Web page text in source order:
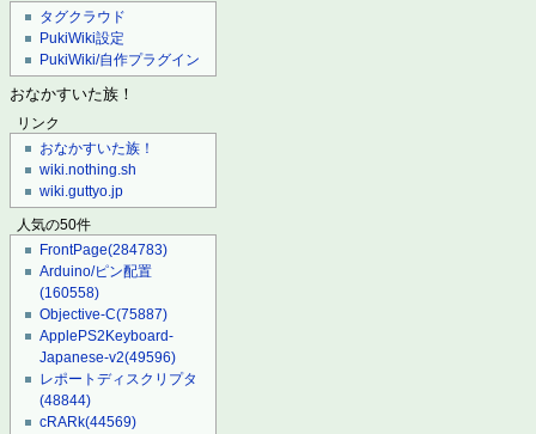
タグクラウド
PukiWiki設定
PukiWiki/自作プラグイン
おなかすいた族！
リンク
おなかすいた族！
wiki.nothing.sh
wiki.guttyo.jp
人気の50件
FrontPage(284783)
Arduino/ピン配置
(160558)
Objective-C(75887)
ApplePS2Keyboard-
Japanese-v2(49596)
レポートディスクリプタ
(48844)
cRARk(44569)